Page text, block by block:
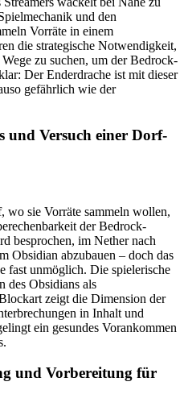
und den
Vorräte in einem
die strategische Notwendigkeit,
zu suchen, um der Bedrock-
Der Enderdrache ist mit dieser
gefährlich wie der
und Versuch einer Dorf-
wo sie Vorräte sammeln wollen,
der Bedrock-
besprochen, im Nether nach
Obsidian abzubauen – doch das
fast unmöglich. Die spielerische
des Obsidians als
zeigt die Dimension der
in Inhalt und
ein gesundes Vorankommen
und Vorbereitung für